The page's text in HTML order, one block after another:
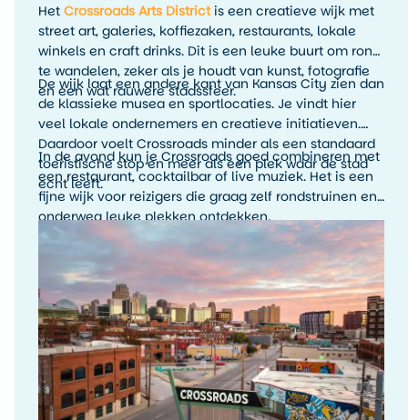
Het Crossroads Arts Districtis een creatieve wijk met
street art, galeries, koffiezaken, restaurants, lokale
winkels en craft drinks. Dit is een leuke buurt om rond
te wandelen, zeker als je houdt van kunst, fotografie
en een wat rauwere stadssfeer.
De wijk laat een andere kant van Kansas City zien dan
de klassieke musea en sportlocaties. Je vindt hier
veel lokale ondernemers en creatieve initiatieven.
Daardoor voelt Crossroads minder als een standaard
toeristische stop en meer als een plek waar de stad
echt leeft.
In de avond kun je Crossroads goed combineren met
een restaurant, cocktailbar of live muziek. Het is een
fijne wijk voor reizigers die graag zelf rondstruinen en
onderweg leuke plekken ontdekken.